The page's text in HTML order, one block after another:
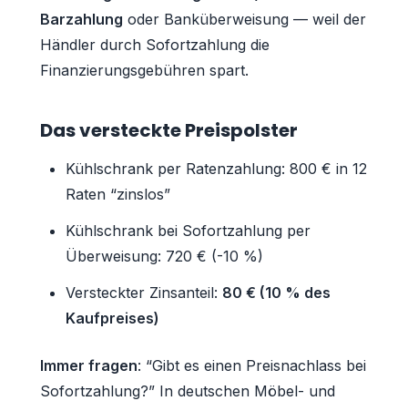
Barzahlung oder Banküberweisung — weil der
Händler durch Sofortzahlung die
Finanzierungsgebühren spart.
Das versteckte Preispolster
Kühlschrank per Ratenzahlung: 800 € in 12
Raten “zinslos”
Kühlschrank bei Sofortzahlung per
Überweisung: 720 € (-10 %)
Versteckter Zinsanteil: 80 € (10 % des
Kaufpreises)
Immer fragen: “Gibt es einen Preisnachlass bei
Sofortzahlung?” In deutschen Möbel- und